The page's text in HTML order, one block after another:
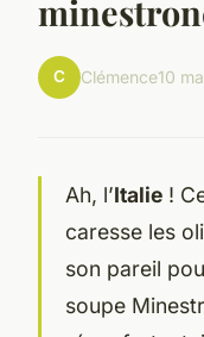
C Clémence10
Ah, l’Italie !
caresse les
son pareil
soupe